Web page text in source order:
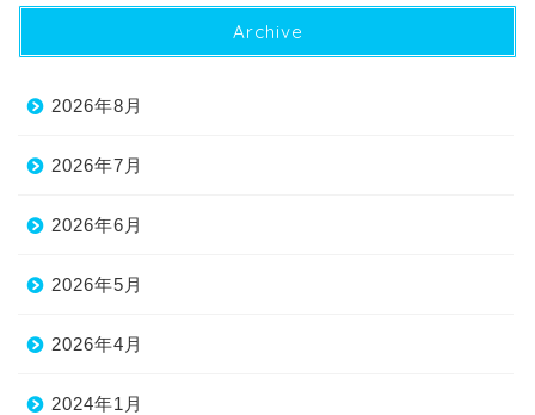
Archive
2026年8月
2026年7月
2026年6月
2026年5月
2026年4月
2024年1月